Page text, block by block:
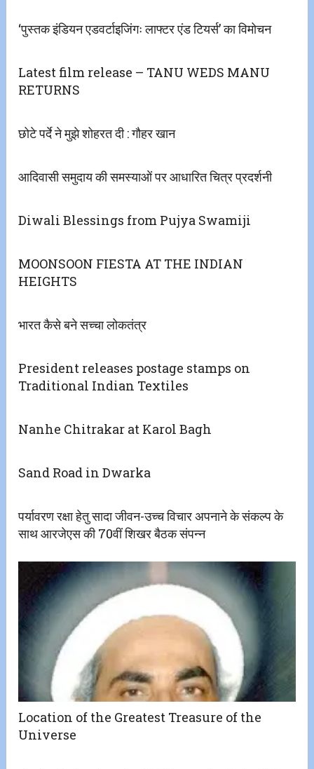
‘पुस्तक इंडियन एडवर्टाइजिंगः लाफ्टर एंड टियर्स’ का विमोचन
Latest film release – TANU WEDS MANU
RETURNS
छोटे पर्दे ने मुझे शोहरत दी : गौहर खान
आदिवासी समुदाय की समस्याओं पर आधारित चित्र प्रदर्शनी
MOONSOON FIESTA AT THE INDIAN
HEIGHTS
भारत कैसे बने सच्चा लोकतंत्र
President releases postage stamps on
Traditional Indian Textiles
Nanhe Chitrakar at Karol Bagh
Sand Road in Dwarka
पर्यावरण रक्षा हेतु सादा जीवन-उच्च विचार अपनाने के संकल्प के
साथ आरजेएस की 70वीं शिखर बैठक संपन्न
Location of the Greatest Treasure of the
Universe